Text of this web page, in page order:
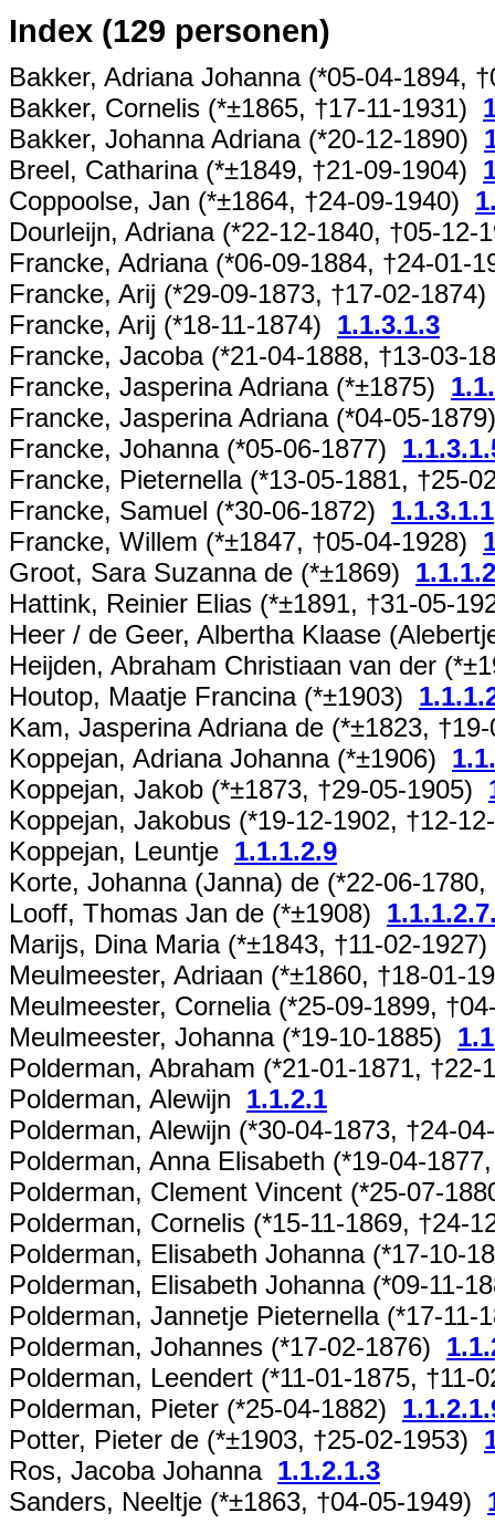
Index (129 personen)
Bakker, Adriana Johanna (*05-04-1894,
Bakker, Cornelis (*±1865, †17-11-1931)
Bakker, Johanna Adriana (*20-12-1890)
Breel, Catharina (*±1849, †21-09-1904)
Coppoolse, Jan (*±1864, †24-09-1940)
Dourleijn, Adriana (*22-12-1840, †05-
Francke, Adriana (*06-09-1884, †24-01-
Francke, Arij (*29-09-1873, †17-02-
Francke, Arij (*18-11-1874) 1.1.3.1.3
Francke, Jacoba (*21-04-1888, †13-03-
Francke, Jasperina Adriana (*±1875)
Francke, Jasperina Adriana (*04-05-
Francke, Johanna (*05-06-1877)
Francke, Pieternella (*13-05-1881, †25-
Francke, Samuel (*30-06-1872) 1.1.3.1.1
Francke, Willem (*±1847, †05-04-1928)
Groot, Sara Suzanna de (*±1869)
Hattink, Reinier Elias (*±1891, †31-05-
Heer / de Geer, Albertha Klaase
Heijden, Abraham Christiaan van der
Houtop, Maatje Francina (*±1903)
Kam, Jasperina Adriana de (*±1823,
Koppejan, Adriana Johanna (*±1906)
Koppejan, Jakob (*±1873, †29-05-1905)
Koppejan, Jakobus (*19-12-1902, †12-
Koppejan, Leuntje 1.1.1.2.9
Korte, Johanna (Janna) de (*22-06-
Looff, Thomas Jan de (*±1908)
Marijs, Dina Maria (*±1843, †11-02-
Meulmeester, Adriaan (*±1860, †18-01-
Meulmeester, Cornelia (*25-09-1899,
Meulmeester, Johanna (*19-10-1885)
Polderman, Abraham (*21-01-1871,
Polderman, Alewijn 1.1.2.1
Polderman, Alewijn (*30-04-1873, †24-
Polderman, Anna Elisabeth (*19-04-
Polderman, Clement Vincent (*25-07-
Polderman, Cornelis (*15-11-1869, †24-
Polderman, Elisabeth Johanna (*17-10-
Polderman, Elisabeth Johanna (*09-11-
Polderman, Jannetje Pieternella (*17-
Polderman, Johannes (*17-02-1876)
Polderman, Leendert (*11-01-1875,
Polderman, Pieter (*25-04-1882)
Potter, Pieter de (*±1903, †25-02-1953)
Ros, Jacoba Johanna 1.1.2.1.3
Sanders, Neeltje (*±1863, †04-05-1949)